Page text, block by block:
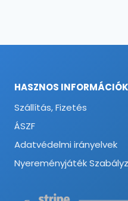
HASZNOS INFORMÁCIÓK
Szállítás, Fizetés
ÁSZF
Adatvédelmi irányelvek
Nyereményjáték